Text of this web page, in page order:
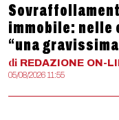
immobile:
“una
di REDAZIONE ON-
05/08/2026 11:55